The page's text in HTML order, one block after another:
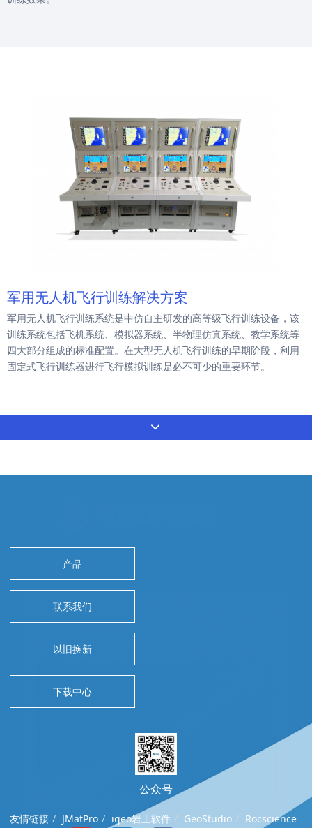
军用无人机飞行训练解决方案
军用无人机飞行训练系统是中仿自主研发的高等级飞行训练设备，该
训练系统包括飞机系统、模拟器系统、半物理仿真系统、教学系统等
四大部分组成的标准配置。在大型无人机飞行训练的早期阶段，利用
固定式飞行训练器进行飞行模拟训练是必不可少的重要环节。
产品
联系我们
以旧换新
下载中心
公众号
友情链接 JMatPro igeo岩土软件 GeoStudio Rocscience